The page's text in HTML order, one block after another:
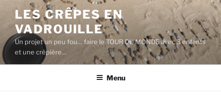
contenu
principal
LES CRÊPES EN
VADROUILLE
Un projet un peu fou… faire le TOUR DU MONDE avec 3 enfants
et une crêpière…
Menu